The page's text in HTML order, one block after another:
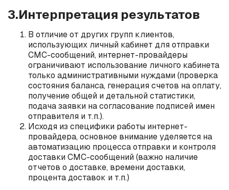
3.Интерпретация результатов
В отличие от других групп клиентов,
использующих личный кабинет для отправки
СМС-сообщений, интернет-провайдеры
ограничивают использование личного кабинета
только административными нуждами (проверка
состояния баланса, генерация счетов на оплату,
получение общей и детальной статистики,
подача заявки на согласование подписей имен
отправителя и т.п.).
Исходя из специфики работы интернет-
провайдера, основное внимание уделяется на
автоматизацию процесса отправки и контроля
доставки СМС-сообщений (важно наличие
отчетов о доставке, времени доставки,
процента доставок и т.п.)